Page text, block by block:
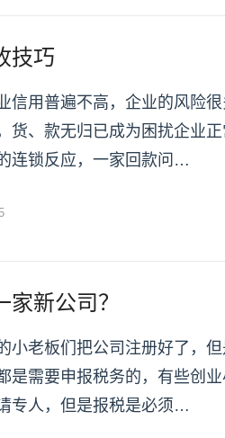
技巧
信用普遍不高，企业的风险
货、款无归已成为困扰企业正
连锁反应，一家回款问…
新公司？
小老板们把公司注册好了，
是需要申报税务的，有些创
专人，但是报税是必须…